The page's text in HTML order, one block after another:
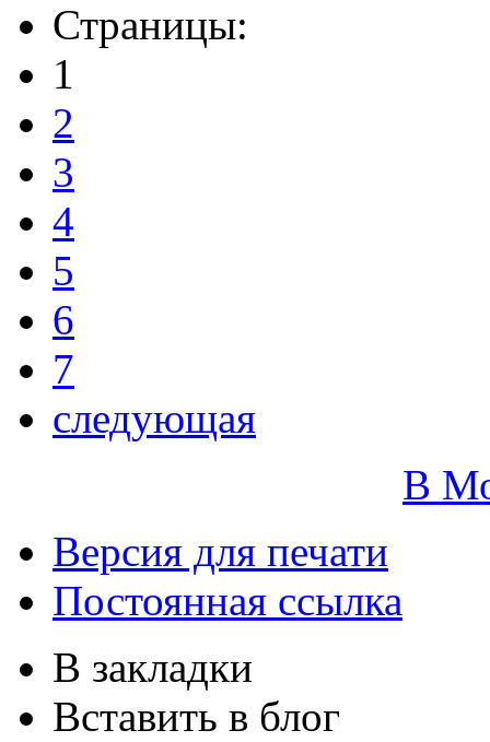
Страницы:
1
2
3
4
5
6
7
следующая
В
Версия для печати
Постоянная ссылка
В закладки
Вставить в блог